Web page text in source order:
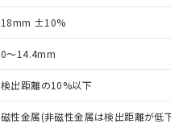
18mm ±10%
0～14.4mm
検出距離の10%以下
磁性金属(非磁性金属は検出距離が低下し